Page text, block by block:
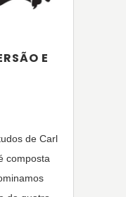
E
de Carl
composta